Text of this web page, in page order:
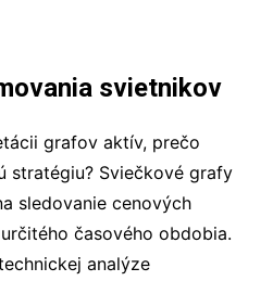
svietnikov
grafov aktív, prečo
stratégiu? Sviečkové grafy
sledovanie cenových
časového obdobia.
analýze